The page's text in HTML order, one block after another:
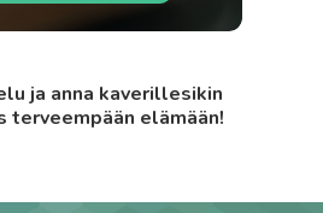
ja anna kaverillesikin
terveempään elämään!